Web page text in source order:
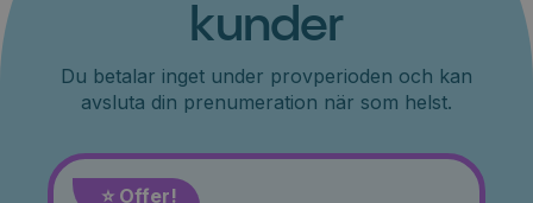
kunder
Du betalar inget under provperioden och kan
avsluta din prenumeration när som helst.
⭐️ Offer!